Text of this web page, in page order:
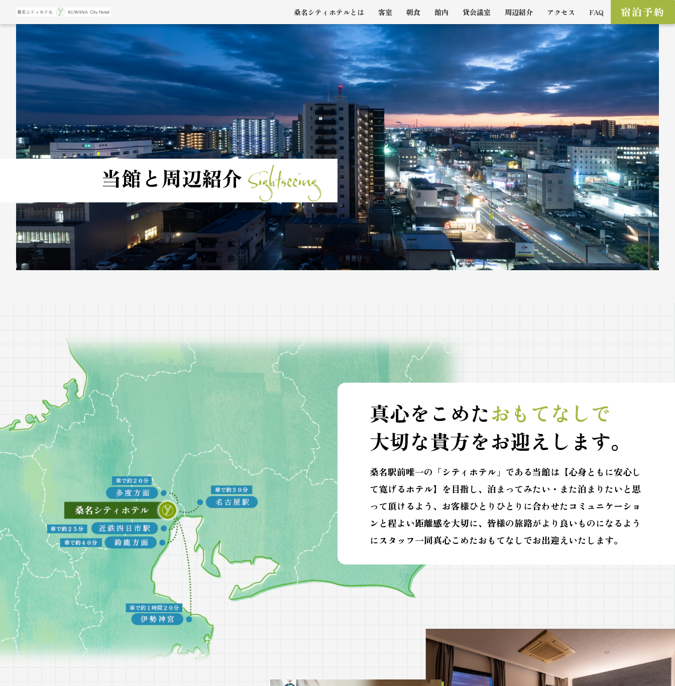
桑名シティホテルとは 客室 朝食 館内 貸会議室 周辺紹介 アクセス FAQ 宿泊予約
当館と周辺紹介 Sightseeing
真心をこめたおもてなしで
大切な貴方をお迎えします。
桑名駅前唯一の「シティホテル」である当館は【心身ともに安心し
て寛げるホテル】を目指し、泊まってみたい・また泊まりたいと思
って頂けるよう、お客様ひとりひとりに合わせたコミュニケーショ
ンと程よい距離感を大切に、皆様の旅路がより良いものになるよう
にスタッフ一同真心こめたおもてなしでお出迎えいたします。